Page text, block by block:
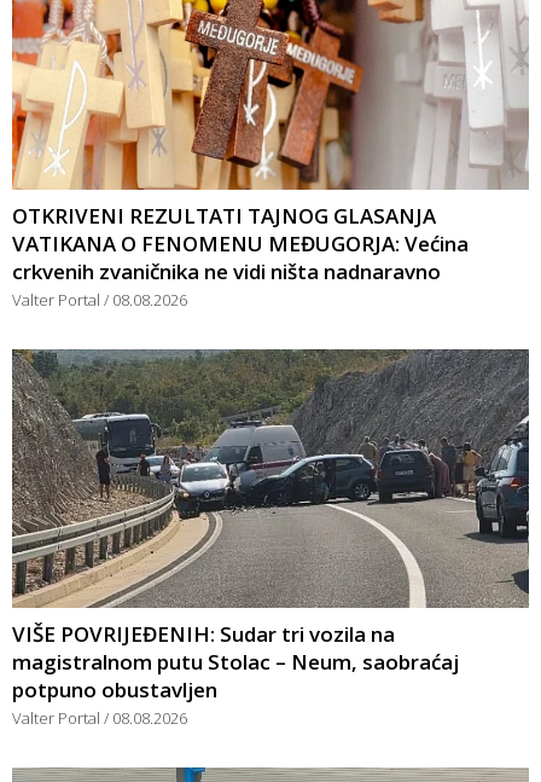
OTKRIVENI REZULTATI TAJNOG GLASANJA
VATIKANA O FENOMENU MEĐUGORJA: Većina
crkvenih zvaničnika ne vidi ništa nadnaravno
Valter Portal 08.08.2026
VIŠE POVRIJEĐENIH: Sudar tri vozila na
magistralnom putu Stolac – Neum, saobraćaj
potpuno obustavljen
Valter Portal 08.08.2026